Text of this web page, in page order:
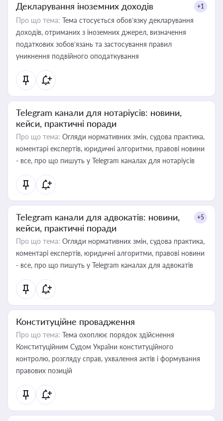
Декларування іноземних доходів +1
Про що тема: Тема стосується обов’язку декларування
доходів, отриманих з іноземних джерел, визначення
податкових зобов’язань та застосування правил
уникнення подвійного оподаткування
Telegram канали для нотаріусів: новини,
кейси, практичні поради
Про що тема: Огляди нормативних змін, судова практика,
коментарі експертів, юридичні алгоритми, правові новини
- все, про що пишуть у Telegram каналах для нотаріусів
Telegram канали для адвокатів: новини,
кейси, практичні поради
+5
Про що тема: Огляди нормативних змін, судова практика,
коментарі експертів, юридичні алгоритми, правові новини
- все, про що пишуть у Telegram каналах для адвокатів
Конституційне провадження
Про що тема: Тема охоплює порядок здійснення
Конституційним Судом України конституційного
контролю, розгляду справ, ухвалення актів і формування
правових позицій